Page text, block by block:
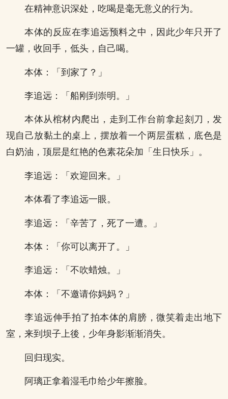
在精神意识深处，吃喝是毫无意义的行为。
本体的反应在李追远预料之中，因此少年只开了
一罐，收回手，低头，自己喝。
本体：「到家了？」
李追远：「船刚到崇明。」
本体从棺材内爬出，走到工作台前拿起刻刀，发
现自己放黏土的桌上，摆放着一个两层蛋糕，底色是
白奶油，顶层是红艳的色素花朵加「生日快乐」。
李追远：「欢迎回来。」
本体看了李追远一眼。
李追远：「辛苦了，死了一遭。」
本体：「你可以离开了。」
李追远：「不吹蜡烛。」
本体：「不邀请你妈妈？」
李追远伸手拍了拍本体的肩膀，微笑着走出地下
室，来到坝子上後，少年身影渐渐消失。
回归现实。
阿璃正拿着湿毛巾给少年擦脸。